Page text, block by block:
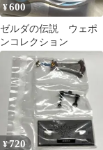
¥600
ゼルダの伝説 ウェポ
ンコレクション
¥720